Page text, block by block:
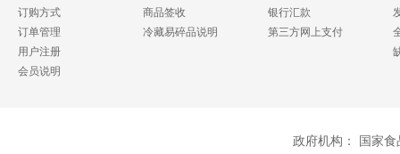
订购方式
订单管理
用户注册
会员说明
商品签收
冷藏易碎品说明
银行汇款
第三方网上支付
政府机构：
国家